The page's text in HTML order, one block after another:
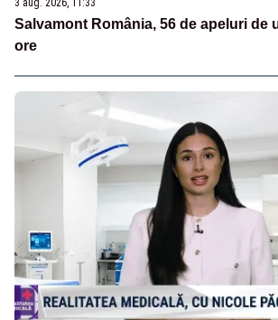
3 aug. 2026, 11:33
Salvamont România, 56 de apeluri de
ore